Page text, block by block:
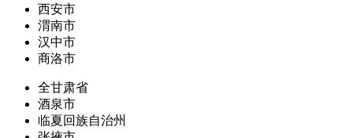
西安市
渭南市
汉中市
商洛市
全甘肃省
酒泉市
临夏回族自治州